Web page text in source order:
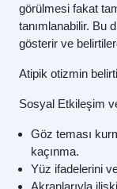
görülmesi fakat
tanımlanabilir. Bu
gösterir ve
Atipik otizmin
Sosyal Etkileşim
Göz teması
kaçınma.
Yüz ifadelerini
Akranlarıyla